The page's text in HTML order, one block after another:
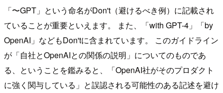
「〜GPT」という命名がDon't（避けるべき例）に記載され
ていることが重要といえます。 また、「with GPT-4」「by
OpenAI」などもDon'tに含まれています。 このガイドライン
が「自社とOpenAIとの関係の説明」についてのものであ
る、ということを鑑みると、「OpenAI社がそのプロダクト
に強く関与している」と誤認される可能性のある記述を避け